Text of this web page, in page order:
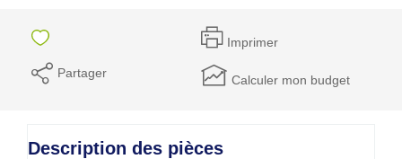
Imprimer
Partager Calculer mon budget
Description des pièces